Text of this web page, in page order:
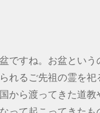
ですね。お盆という
れるご先祖の霊を
から渡ってきた道教